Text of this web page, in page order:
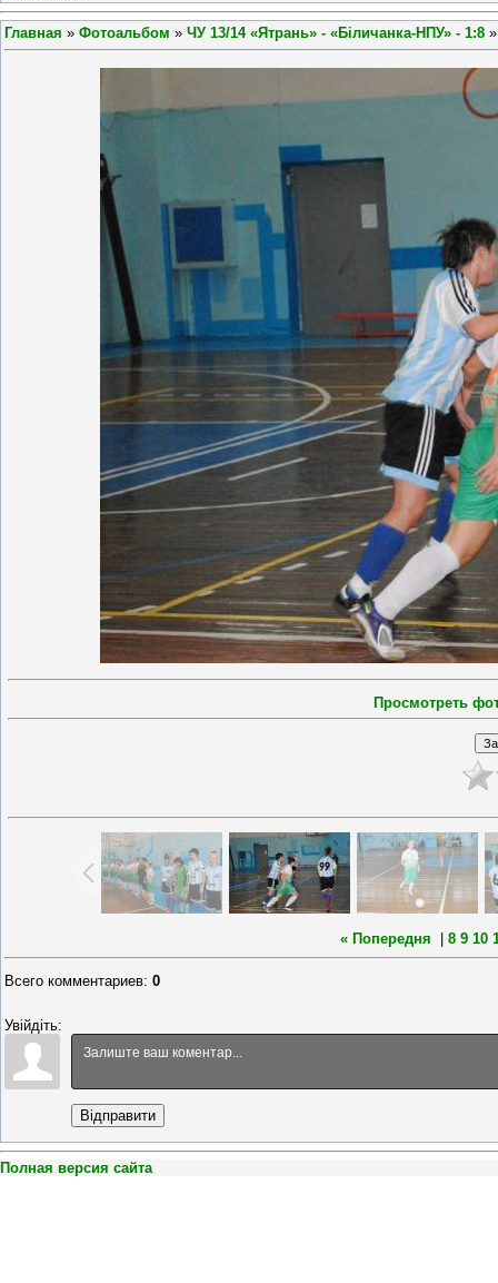
Главная » Фотоальбом » ЧУ 13/14 «Ятрань» - «Біличанка-НПУ» - 1:8
Просмотреть
« Попередня | 8 9 10
Всего комментариев: 0
Увійдіть:
Відправити
Полная версия сайта